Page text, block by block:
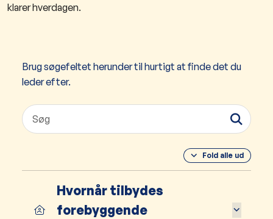
klarer hverdagen.
Brug søgefeltet herunder til hurtigt at finde det du
leder efter.
Fold alle ud
Hvornår tilbydes
forebyggende